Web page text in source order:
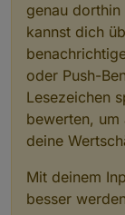
genau
kannst dich
oder Push-
Lesezeichen
bewerten,
deine
Mit deinem
besser